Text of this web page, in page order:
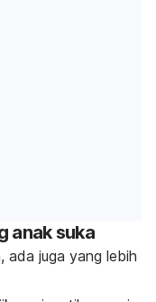
anak suka
ada juga yang lebih